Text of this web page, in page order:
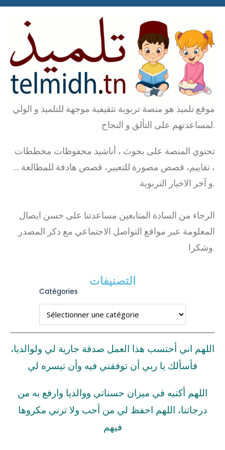
موقع تلميذ هو منصة تربوية تثقيفية موجهة للتلميذ و الولي
لمساعدتهم على التألق و النجاح.
تحتوي المنصة على بحوث ، أناشيد محفوظات مخططات
، تقاييم، قصص مصورة للتعبير، قصص هادفة للمطالعة …
و آخر الاخبار التربوية.
الرجاء من السادة المتابعين مساعدتنا على حسن ايصال
المعلومة عبر مواقع التواصل الاجتماعي مع ذكر المصدر
وشكرا.
التصنيفات
Catégories
اللهم اني أحتسب هذا العمل صدقة جارية لي ولوالديا،
فأسألك يا ربي أن توفقني فيه وأن تيسره لي
اللهم أكتبه في ميزان حسناتي ووالديا وارفع به من
درجاتنا، اللهم احفظ لي من أحب ولا ترني مكروها
فيهم